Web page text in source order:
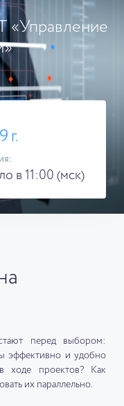
«Управление
г.
в 11:00 (мск)
перед выбором:
эффективно и удобно
ходе проектов? Как
их параллельно.